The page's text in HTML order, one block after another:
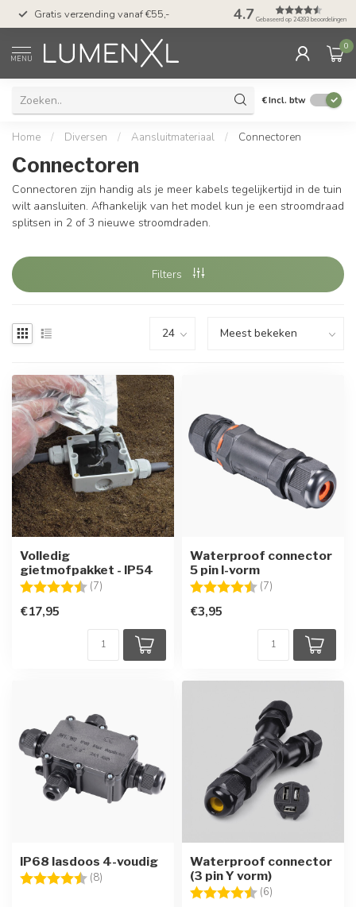
Gratis verzending vanaf €55,- 50 dagen
met Klarna
4.7 Gebaseerd op 24393 beoordelingen
MENU
0
€Incl. btw
Home / Diversen / Aansluitmateriaal / Connectoren
Connectoren
Connectoren zijn handig als je meer kabels tegelijkertijd in de tuin
wilt aansluiten. Afhankelijk van het model kun je een stroomdraad
splitsen in 2 of 3 nieuwe stroomdraden.
Filters
Volledig
gietmofpakket - IP54
Beoordeling: (7)
€17,95
Waterproof connector
5 pin I-vorm
Beoordeling: (7)
€3,95
IP68 lasdoos 4-voudig
Beoordeling: (8)
Waterproof connector
(3 pin Y vorm)
Beoordeling: (6)